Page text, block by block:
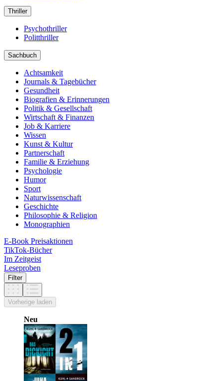
Thriller
Psychothriller
Politthriller
Sachbuch
Achtsamkeit
Journals & Tagebücher
Gesundheit
Biografien & Erinnerungen
Politik & Gesellschaft
Wirtschaft & Finanzen
Job & Karriere
Wissen
Kunst & Kultur
Partnerschaft
Familie & Erziehung
Psychologie
Humor
Sport
Naturwissenschaft
Geschichte
Philosophie & Religion
Monographien
E-Book Preisaktionen
TikTok-Bücher
Im Zeitgeist
Leseproben
Filter
Vorherige laden
Neu